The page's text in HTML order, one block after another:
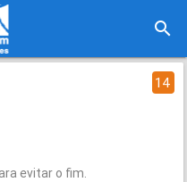
search
14
evitar o fim.